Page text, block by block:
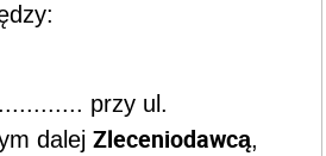
przy ul.
dalej Zleceniodawcą,